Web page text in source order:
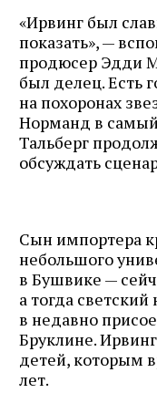
«Ирвинг был
показать», —
продюсер Эдди
был делец. Есть
на похоронах
Норманд в
Тальберг
обсуждать
Сын импортера
небольшого
в Бушвике —
а тогда
в недавно
Бруклине.
детей, которым
лет.